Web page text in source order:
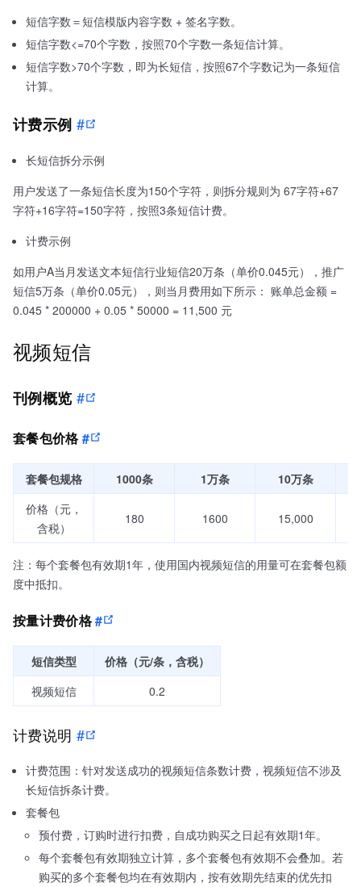
短信字数＝短信模版内容字数 + 签名字数。
短信字数<=70个字数，按照70个字数一条短信计算。
短信字数>70个字数，即为长短信，按照67个字数记为一条短信
计算。
计费示例 #
长短信拆分示例
用户发送了一条短信长度为150个字符，则拆分规则为 67字符+67
字符+16字符=150字符，按照3条短信计费。
计费示例
如用户A当月发送文本短信行业短信20万条（单价0.045元），推广
短信5万条（单价0.05元），则当月费用如下所示： 账单总金额 =
0.045 * 200000 + 0.05 * 50000 = 11,500 元
视频短信
刊例概览 #
套餐包价格#
套餐包规格 1000条 1万条 10万条
价格（元，
含税）
180 1600 15,000
注：每个套餐包有效期1年，使用国内视频短信的用量可在套餐包额
度中抵扣。
按量计费价格#
短信类型
价格（元/条，含税）
视频短信
0.2
计费说明 #
计费范围：针对发送成功的视频短信条数计费，视频短信不涉及
长短信拆条计费。
套餐包
预付费，订购时进行扣费，自成功购买之日起有效期1年。
每个套餐包有效期独立计算，多个套餐包有效期不会叠加。若
购买的多个套餐包均在有效期内，按有效期先结束的优先扣